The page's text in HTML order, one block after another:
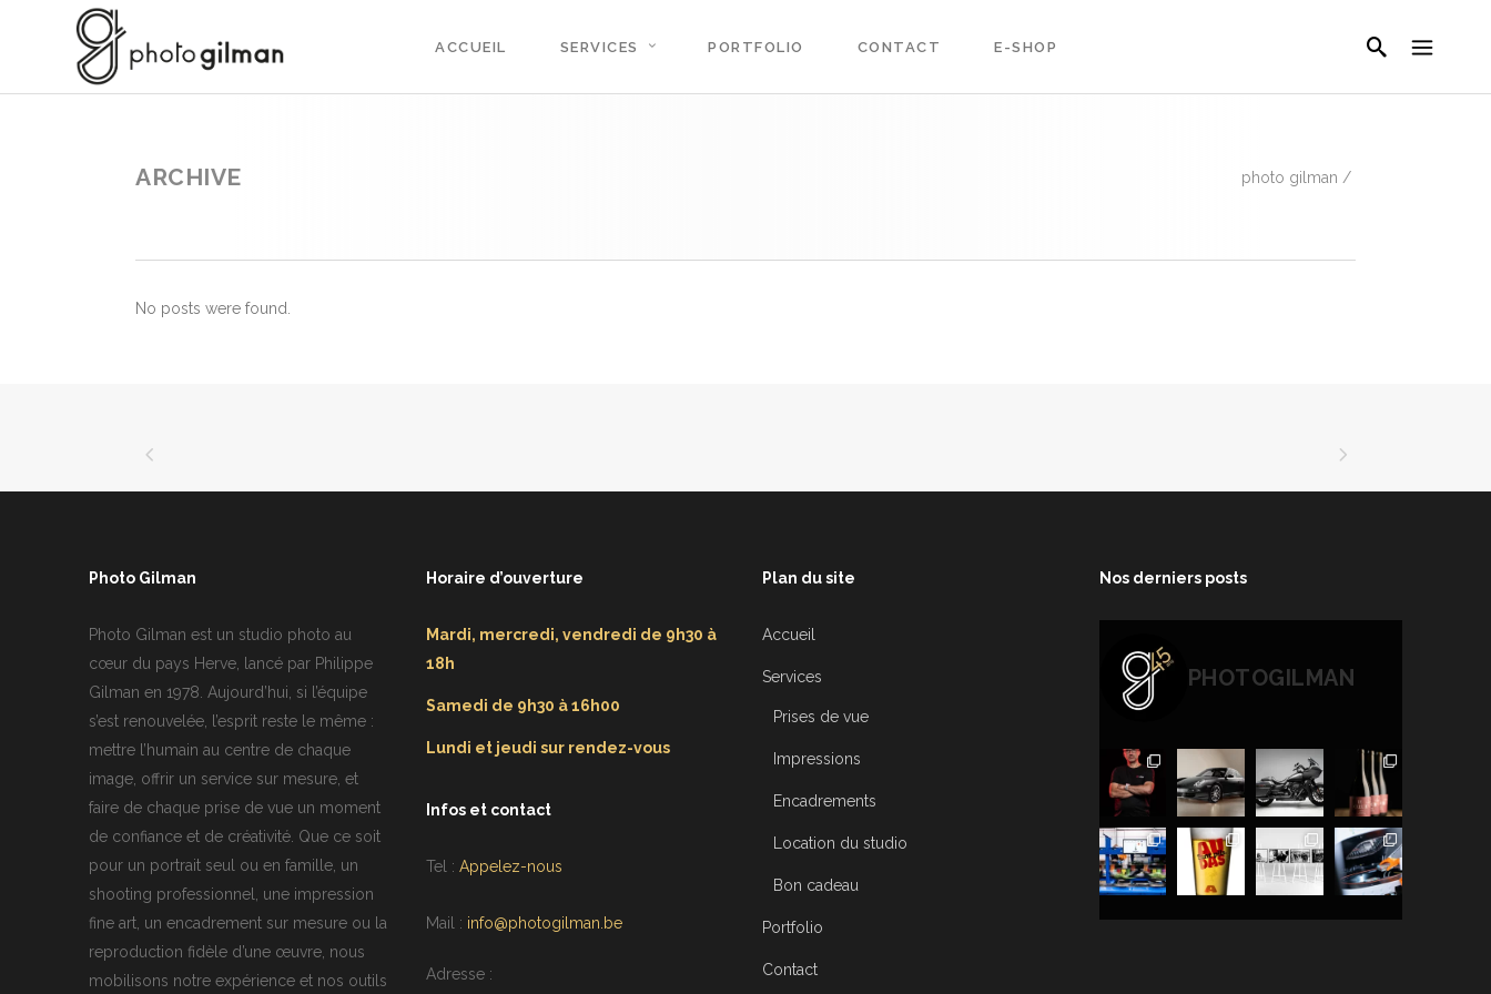
ACCUEIL SERVICES PORTFOLIO CONTACT E-SHOP
ARCHIVE photo gilman /
No posts were found.
Photo Gilman
Photo Gilman est un studio photo au
cœur du pays Herve, lancé par Philippe
Gilman en 1978. Aujourd’hui, si l’équipe
s’est renouvelée, l’esprit reste le même :
mettre l’humain au centre de chaque
image, offrir un service sur mesure, et
faire de chaque prise de vue un moment
de confiance et de créativité. Que ce soit
pour un portrait seul ou en famille, un
shooting professionnel, une impression
fine art, un encadrement sur mesure ou la
reproduction fidèle d’une œuvre, nous
mobilisons notre expérience et nos outils
Horaire d’ouverture
Mardi, mercredi, vendredi de 9h30 à
18h
Samedi de 9h30 à 16h00
Lundi et jeudi sur rendez-vous
Infos et contact
Tel : Appelez-nous
Mail : info@photogilman.be
Adresse :
Plan du site
Accueil
Services
Prises de vue
Impressions
Encadrements
Location du studio
Bon cadeau
Portfolio
Contact
Nos derniers posts
PHOTOGILMAN